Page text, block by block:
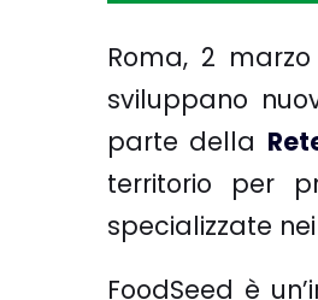
Roma, 2 marzo
sviluppano
parte della
territorio per
specializzate
FoodSeed è